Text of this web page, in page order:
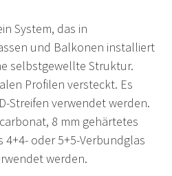
System, das in
und Balkonen installiert
selbstgewellte Struktur.
Profilen versteckt. Es
Streifen verwendet werden.
8 mm gehärtetes
oder 5+5-Verbundglas
werden.